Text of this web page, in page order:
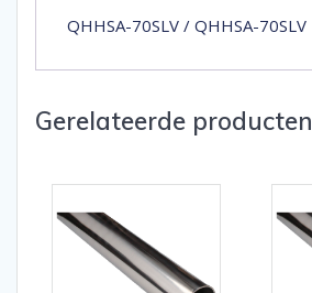
QHHSA-70SLV / QHHSA-70SLV
Gerelateerde producten